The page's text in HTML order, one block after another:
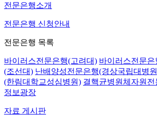
전문은행소개
전문은행 신청안내
전문은행 목록
바이러스전문은행(고려대) 바이러스전문
(조선대) 난배양성전문은행(경상국립대병
(한림대학교성심병원) 결핵균병원체자원
정보광장
자료 게시판